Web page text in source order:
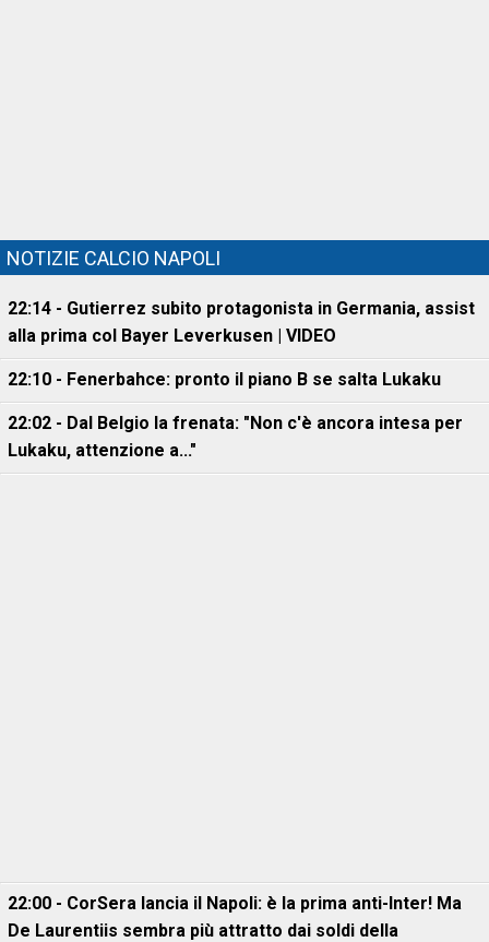
NOTIZIE CALCIO NAPOLI
22:14 - Gutierrez subito protagonista in Germania, assist
alla prima col Bayer Leverkusen | VIDEO
22:10 - Fenerbahce: pronto il piano B se salta Lukaku
22:02 - Dal Belgio la frenata: "Non c'è ancora intesa per
Lukaku, attenzione a..."
22:00 - CorSera lancia il Napoli: è la prima anti-Inter! Ma
De Laurentiis sembra più attratto dai soldi della